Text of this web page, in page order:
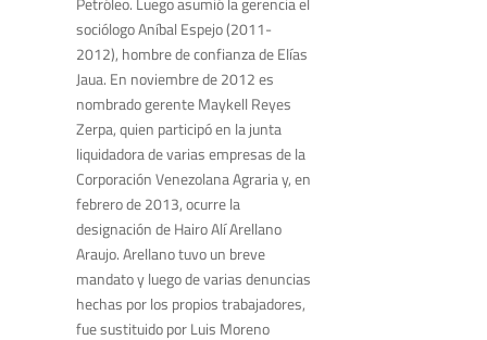
sociólogo Aníbal Espejo (2011-
2012), hombre de confianza de Elías
Jaua. En noviembre de 2012 es
nombrado gerente Maykell Reyes
Zerpa, quien participó en la junta
liquidadora de varias empresas de la
Corporación Venezolana Agraria y, en
febrero de 2013, ocurre la
designación de Hairo Alí Arellano
Araujo. Arellano tuvo un breve
mandato y luego de varias denuncias
hechas por los propios trabajadores,
fue sustituido por Luis Moreno